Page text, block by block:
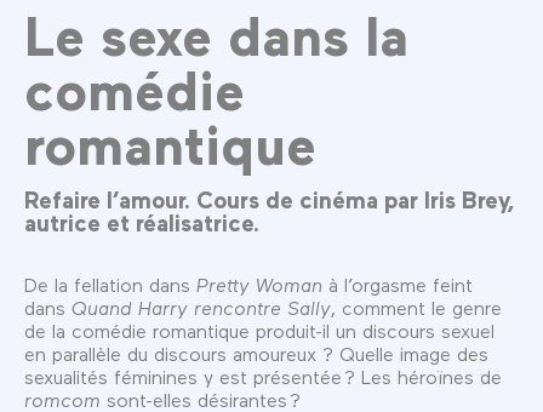
Le sexe dans la
comédie
romantique
Refaire l’amour. Cours de cinéma par Iris Brey,
autrice et réalisatrice.
De la fellation dans Pretty Woman à l’orgasme feint
dans Quand Harry rencontre Sally , comment le genre
de la comédie romantique produit-il un discours sexuel
en parallèle du discours amoureux ? Quelle image des
sexualités féminines y est présentée ? Les héroïnes de
romcom sont-elles désirantes ?